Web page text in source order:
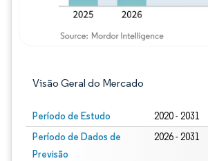
Visão Geral do Mercado
Período de Estudo 2020 - 2031
Período de Dados de
Previsão
2026 - 2031